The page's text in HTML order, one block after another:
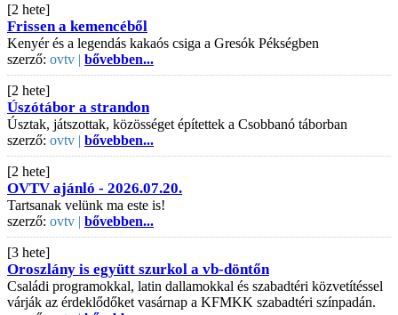
[2 hete]
Frissen a kemencéből
Kenyér és a legendás kakaós csiga a Gresók Pékségben
szerző: ovtv | bővebben...
[2 hete]
Úszótábor a strandon
Úsztak, játszottak, közösséget építettek a Csobbanó táborban
szerző: ovtv | bővebben...
[2 hete]
OVTV ajánló - 2026.07.20.
Tartsanak velünk ma este is!
szerző: ovtv | bővebben...
[3 hete]
Oroszlány is együtt szurkol a vb-döntőn
Családi programokkal, latin dallamokkal és szabadtéri közvetítéssel
várják az érdeklődőket vasárnap a KFMKK szabadtéri színpadán.